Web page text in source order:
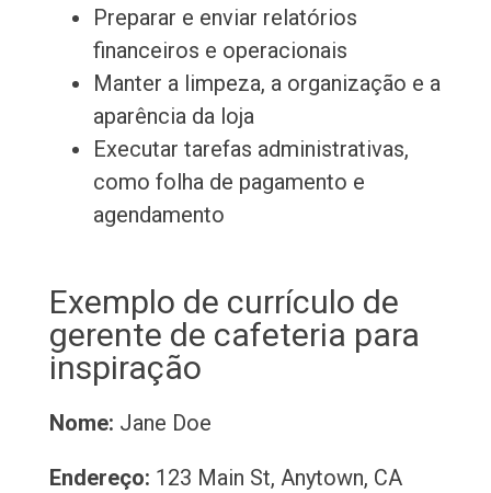
Preparar e enviar relatórios
financeiros e operacionais
Manter a limpeza, a organização e a
aparência da loja
Executar tarefas administrativas,
como folha de pagamento e
agendamento
Exemplo de currículo de
gerente de cafeteria para
inspiração
Nome: Jane Doe
Endereço: 123 Main St, Anytown, CA